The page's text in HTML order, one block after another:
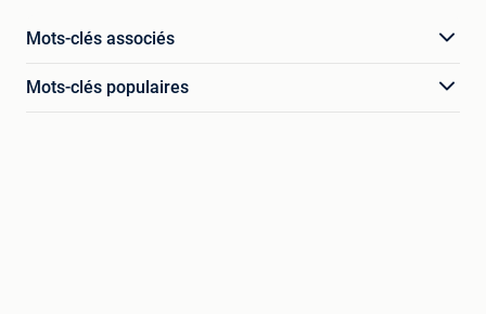
Mots-clés associés
Mots-clés populaires